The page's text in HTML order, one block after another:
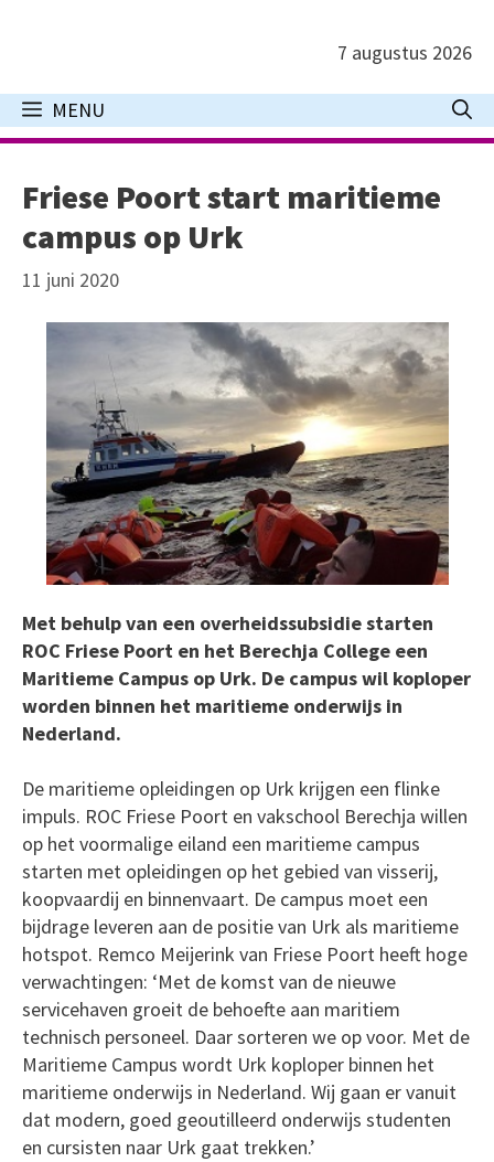
inhoud
7 augustus 2026
MENU
Friese Poort start maritieme
campus op Urk
11 juni 2020
Met behulp van een overheidssubsidie starten
ROC Friese Poort en het Berechja College een
Maritieme Campus op Urk. De campus wil koploper
worden binnen het maritieme onderwijs in
Nederland.
De maritieme opleidingen op Urk krijgen een flinke
impuls. ROC Friese Poort en vakschool Berechja willen
op het voormalige eiland een maritieme campus
starten met opleidingen op het gebied van visserij,
koopvaardij en binnenvaart. De campus moet een
bijdrage leveren aan de positie van Urk als maritieme
hotspot. Remco Meijerink van Friese Poort heeft hoge
verwachtingen: ‘Met de komst van de nieuwe
servicehaven groeit de behoefte aan maritiem
technisch personeel. Daar sorteren we op voor. Met de
Maritieme Campus wordt Urk koploper binnen het
maritieme onderwijs in Nederland. Wij gaan er vanuit
dat modern, goed geoutilleerd onderwijs studenten
en cursisten naar Urk gaat trekken.’